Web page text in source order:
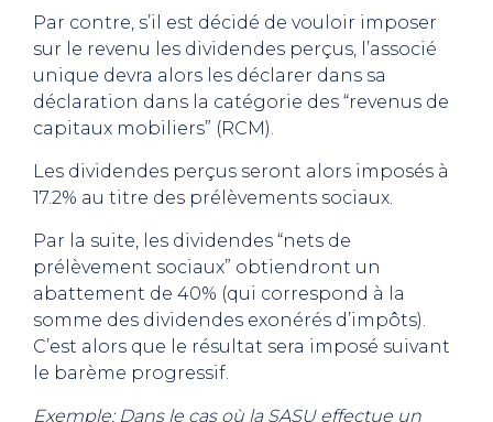
Par contre, s’il est décidé de vouloir imposer
sur le revenu les dividendes perçus, l’associé
unique devra alors les déclarer dans sa
déclaration dans la catégorie des “revenus de
capitaux mobiliers” (RCM).
Les dividendes perçus seront alors imposés à
17.2% au titre des prélèvements sociaux.
Par la suite, les dividendes “nets de
prélèvement sociaux” obtiendront un
abattement de 40% (qui correspond à la
somme des dividendes exonérés d’impôts).
C’est alors que le résultat sera imposé suivant
le barème progressif.
Exemple: Dans le cas où la SASU effectue un